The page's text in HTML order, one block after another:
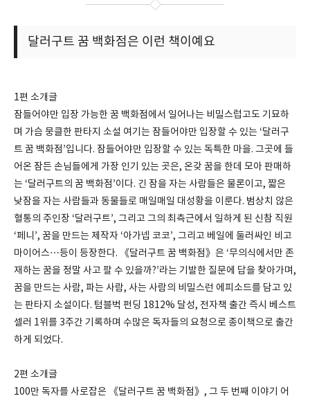
달러구트 꿈 백화점은 이런 책이예요
1편 소개글
잠들어야만 입장 가능한 꿈 백화점에서 일어나는 비밀스럽고도 기묘하
며 가슴 뭉클한 판타지 소설 여기는 잠들어야만 입장할 수 있는 ‘달러구
트 꿈 백화점’입니다. 잠들어야만 입장할 수 있는 독특한 마을. 그곳에 들
어온 잠든 손님들에게 가장 인기 있는 곳은, 온갖 꿈을 한데 모아 판매하
는 ‘달러구트의 꿈 백화점’이다. 긴 잠을 자는 사람들은 물론이고, 짧은
낮잠을 자는 사람들과 동물들로 매일매일 대성황을 이룬다. 범상치 않은
혈통의 주인장 ‘달러구트’, 그리고 그의 최측근에서 일하게 된 신참 직원
‘페니’, 꿈을 만드는 제작자 ‘아가넵 코코’, 그리고 베일에 둘러싸인 비고
마이어스…등이 등장한다. 《달러구트 꿈 백화점》은 ‘무의식에서만 존
재하는 꿈을 정말 사고 팔 수 있을까?’라는 기발한 질문에 답을 찾아가며,
꿈을 만드는 사람, 파는 사람, 사는 사람의 비밀스런 에피소드를 담고 있
는 판타지 소설이다. 텀블벅 펀딩 1812% 달성, 전자책 출간 즉시 베스트
셀러 1위를 3주간 기록하며 수많은 독자들의 요청으로 종이책으로 출간
하게 되었다.
2편 소개글
100만 독자를 사로잡은 《달러구트 꿈 백화점》, 그 두 번째 이야기 어